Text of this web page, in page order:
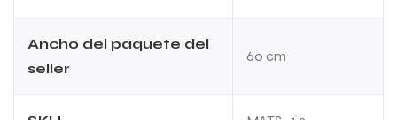
Ancho del paquete del
seller
60 cm